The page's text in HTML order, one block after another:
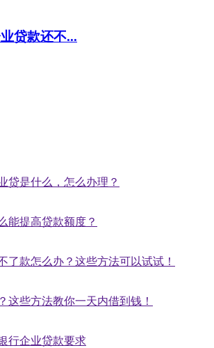
贷款还不...
贷是什么，怎么办理？
能提高贷款额度？
了款怎么办？这些方法可以试试！
这些方法教你一天内借到钱！
行企业贷款要求